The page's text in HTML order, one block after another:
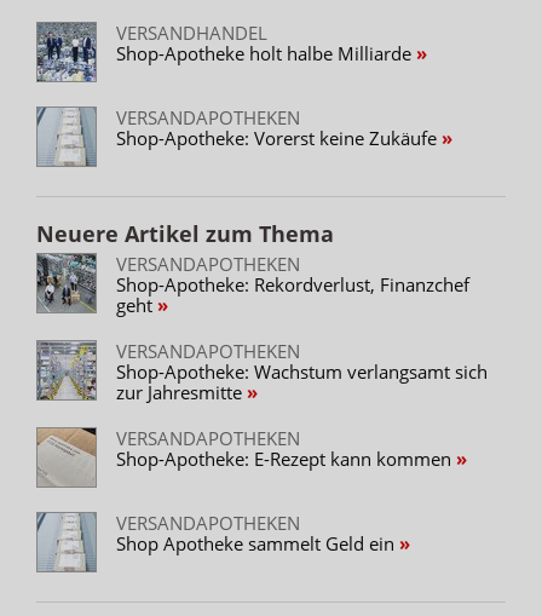
VERSANDHANDEL
Shop-Apotheke holt halbe Milliarde
VERSANDAPOTHEKEN
Shop-Apotheke: Vorerst keine Zukäufe
Neuere Artikel zum Thema
VERSANDAPOTHEKEN
Shop-Apotheke: Rekordverlust, Finanzchef
geht
VERSANDAPOTHEKEN
Shop-Apotheke: Wachstum verlangsamt sich
zur Jahresmitte
VERSANDAPOTHEKEN
Shop-Apotheke: E-Rezept kann kommen
VERSANDAPOTHEKEN
Shop Apotheke sammelt Geld ein